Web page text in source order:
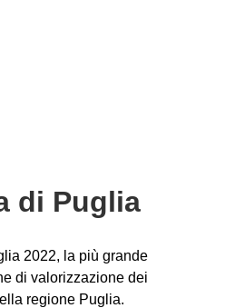
di Puglia
2022, la più grande
di valorizzazione dei
regione Puglia.